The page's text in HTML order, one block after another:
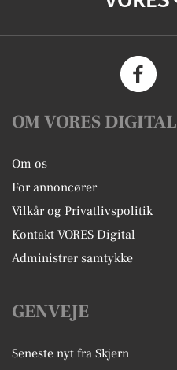
OM VORES DIGITAL
Om os
For annoncører
Vilkår og Privatlivspolitik
Kontakt VORES Digital
Administrer samtykke
GENVEJE
Seneste nyt fra Skjern